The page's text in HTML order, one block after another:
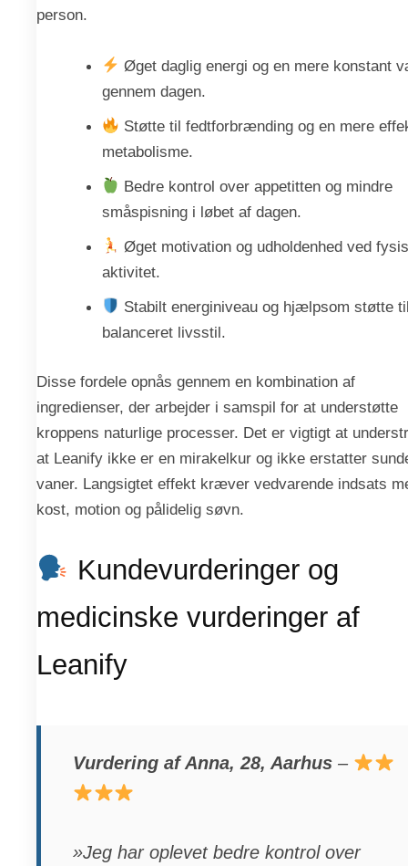
person.
Øget daglig energi og en mere konstant
gennem dagen.
Støtte til fedtforbrænding og en mere
metabolisme.
Bedre kontrol over appetitten og mindre
småspisning i løbet af dagen.
Øget motivation og udholdenhed ved
aktivitet.
Stabilt energiniveau og hjælpsom støtte
balanceret livsstil.
Disse fordele opnås gennem en kombination af
ingredienser, der arbejder i samspil for at understøtte
kroppens naturlige processer. Det er vigtigt at
at Leanify ikke er en mirakelkur og ikke erstatter
vaner. Langsigtet effekt kræver vedvarende indsats
kost, motion og pålidelig søvn.
Kundevurderinger og
medicinske vurderinger af
Leanify
Vurdering af Anna, 28, Aarhus –
»Jeg har oplevet bedre kontrol over